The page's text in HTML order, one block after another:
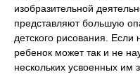
изобразительной
представляют большую
детского рисования. Если
ребенок может так и не
нескольких усвоенных им